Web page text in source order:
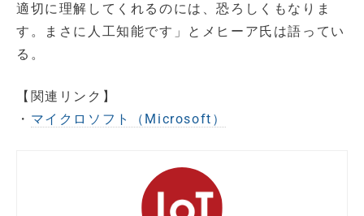
適切に理解してくれるのには、恐ろしくもなりま
す。まさに人工知能です」とメヒーア氏は語ってい
る。
【関連リンク】
・ マイクロソフト（Microsoft）